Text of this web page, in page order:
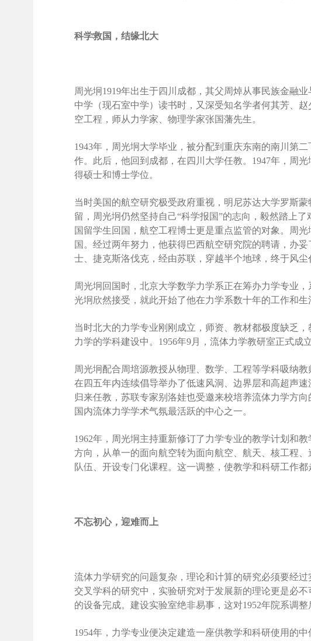
科学救国，结缘北大
周光坰1919年出生于四川成都，其父周焯从事民族金融
中学（现石室中学）读书时，又深受知名学者何其芳、
空工程，师从力学家、物理学家张国藩先生。
1943年，周光坰大学毕业，被分配到重庆东南的南川第
作。此后，他回到成都，在四川大学任教。1947年，周
得硕士和博士学位。
当时美国的航空研究极受政府重视，明尼苏达大学罗斯
留，周光坰仍然坚持自己“科学报国”的志向，毅然踏上
国留学生回国，航空工程博士更是重点监管的对象。周
国。经过两年努力，他获得巴西航空研究院的聘请，办
士、捷克斯洛伐克，经由苏联，穿越半个地球，终于风尘
周光坰回国时，北京大学数学力学系正在筹办力学专业
光坰欣然接受，就此开始了他在力学系数十年的工作和生
当时北大的力学专业刚刚成立，师资、教材都极度缺乏
力学的学科建设中。1956年9月，流体力学教研室正式成
周光坰配合周培源教授从物理、数学、工程等学科吸纳
在四五年内连续倡导举办了低速风洞、边界层和高超声
归来任教，苏联专家别洛娃也受邀来校培养流体力学方
国内流体力学学术气氛最活跃的中心之一。
1962年，周光坰主持重新修订了力学专业的教学计划和
方向，从单一的面向航空转为面向航空、航天、核工程
队伍、开设专门化课程。这一调整，使教学和科研工作都
不忘初心，迎难而上
流体力学研究的问题复杂，理论和计算的研究必须要经
交叉学科的研究中，实验研究对于发展新的理论更是必
的设备完成。建设实验室绝非易事，这对1952年院系调
1954年，力学专业便决定建造一座供教学和科研使用的